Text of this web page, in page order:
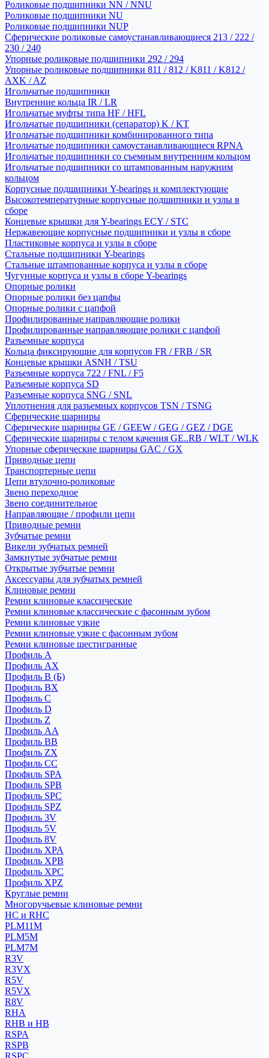
Роликовые подшипники NN / NNU
Роликовые подшипники NU
Роликовые подшипники NUP
Сферические роликовые самоустанавливающиеся 213 / 222 /
230 / 240
Упорные роликовые подшипники 292 / 294
Упорные роликовые подшипники 811 / 812 / K811 / K812 /
AXK / AZ
Игольчатые подшипники
Внутренние кольца IR / LR
Игольчатые муфты типа HF / HFL
Игольчатые подшипники (сепаратор) K / KT
Игольчатые подшипники комбинированного типа
Игольчатые подшипники самоустанавливающиеся RPNA
Игольчатые подшипники со съемным внутренним кольцом
Игольчатые подшипники со штампованным наружним
кольцом
Корпусные подшипники Y-bearings и комплектующие
Высокотемпературные корпусные подшипники и узлы в
сборе
Концевые крышки для Y-bearings ECY / STC
Нержавеющие корпусные подшипники и узлы в сборе
Пластиковые корпуса и узлы в сборе
Стальные подшипники Y-bearings
Стальные штампованные корпуса и узлы в сборе
Чугунные корпуса и узлы в сборе Y-bearings
Опорные ролики
Опорные ролики без цапфы
Опорные ролики с цапфой
Профилированные направляющие ролики
Профилированные направляющие ролики с цапфой
Разъемные корпуса
Кольца фиксирующие для корпусов FR / FRB / SR
Концевые крышки ASNH / TSU
Разъемные корпуса 722 / FNL / F5
Разъемные корпуса SD
Разъемные корпуса SNG / SNL
Уплотнения для разъемных корпусов TSN / TSNG
Сферические шарниры
Сферические шарниры GE / GEEW / GEG / GEZ / DGE
Сферические шарниры с телом качения GE..RB / WLT / WLK
Упорные сферические шарниры GAC / GX
Приводные цепи
Транспортерные цепи
Цепи втулочно-роликовые
Звено переходное
Звено соединительное
Направляющие / профили цепи
Приводные ремни
Зубчатые ремни
Викели зубчатых ремней
Замкнутые зубчатые ремни
Открытые зубчатые ремни
Аксессуары для зубчатых ремней
Клиновые ремни
Ремни клиновые классические
Ремни клиновые классические с фасонным зубом
Ремни клиновые узкие
Ремни клиновые узкие с фасонным зубом
Ремни клиновые шестигранные
Профиль A
Профиль AX
Профиль B (Б)
Профиль BX
Профиль C
Профиль D
Профиль Z
Профиль АА
Профиль BB
Профиль ZX
Профиль CC
Профиль SPA
Профиль SPB
Профиль SPC
Профиль SPZ
Профиль 3V
Профиль 5V
Профиль 8V
Профиль XPA
Профиль XPB
Профиль XPC
Профиль XPZ
Круглые ремни
Многоручьевые клиновые ремни
HC и RHC
PLM11M
PLM5M
PLM7M
R3V
R3VX
R5V
R5VX
R8V
RHA
RHB и HB
RSPA
RSPB
RSPC